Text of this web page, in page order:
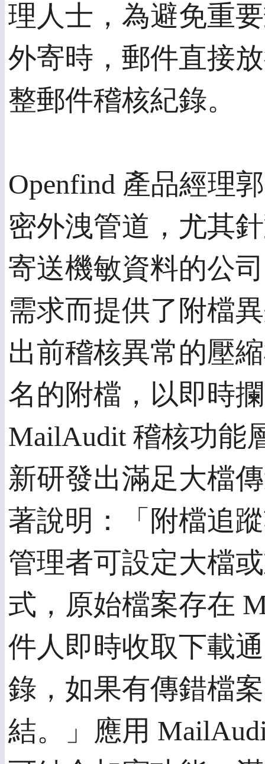
理人士，為避免重
外寄時，郵件直接
整郵件稽核紀錄。
Openfind 產品經理
密外洩管道，尤其
寄送機敏資料的公
需求而提供了附檔
出前稽核異常的壓
名的附檔，以即時
MailAudit 稽核功能
新研發出滿足大檔
著說明：「附檔追
管理者可設定大檔
式，原始檔案存在
件人即時收取下載
錄，如果有傳錯檔
結。」應用